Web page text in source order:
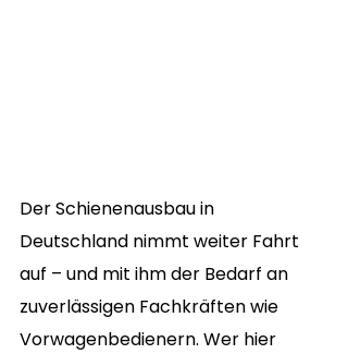
Der Schienenausbau in
Deutschland nimmt weiter Fahrt
auf – und mit ihm der Bedarf an
zuverlässigen Fachkräften wie
Vorwagenbedienern. Wer hier